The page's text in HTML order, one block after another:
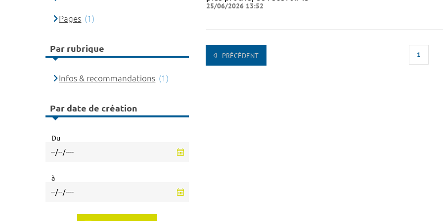
25/06/2026 13:52
PRÉCÉDENT 1
Pages (1)
Par rubrique
Infos & recommandations (1)
Par date de création
Du
à